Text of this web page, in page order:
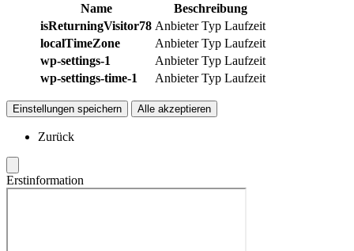
Name
Beschreibung
isReturningVisitor78 Anbieter Typ Laufzeit
localTimeZone
Anbieter Typ Laufzeit
wp-settings-1
Anbieter Typ Laufzeit
wp-settings-time-1
Anbieter Typ Laufzeit
Einstellungen speichern Alle akzeptieren
Zurück
Erstinformation